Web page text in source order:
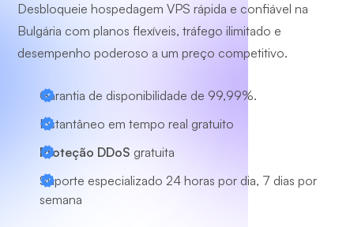
Desbloqueie hospedagem VPS rápida e confiável na
Bulgária com planos flexíveis, tráfego ilimitado e
desempenho poderoso a um preço competitivo.
Garantia de disponibilidade de 99,99%.
Instantâneo em tempo real gratuito
Proteção DDoS gratuita
Suporte especializado 24 horas por dia, 7 dias por
semana